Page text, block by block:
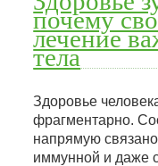
почему
лечение
тела
Здоровье
фрагментарно.
напрямую
иммунной и даже